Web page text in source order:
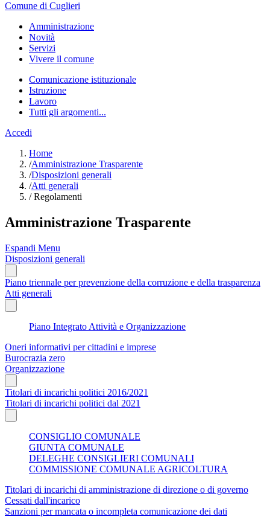
Comune di Cuglieri
Amministrazione
Novità
Servizi
Vivere il comune
Comunicazione istituzionale
Istruzione
Lavoro
Tutti gli argomenti...
Accedi
Home
/Amministrazione Trasparente
/Disposizioni generali
/Atti generali
/Regolamenti
Amministrazione Trasparente
Espandi Menu
Disposizioni generali
Piano triennale per prevenzione della corruzione e della trasparenza
Atti generali
Piano Integrato Attività e Organizzazione
Oneri informativi per cittadini e imprese
Burocrazia zero
Organizzazione
Titolari di incarichi politici 2016/2021
Titolari di incarichi politici dal 2021
CONSIGLIO COMUNALE
GIUNTA COMUNALE
DELEGHE CONSIGLIERI COMUNALI
COMMISSIONE COMUNALE AGRICOLTURA
Titolari di incarichi di amministrazione di direzione o di governo
Cessati dall'incarico
Sanzioni per mancata o incompleta comunicazione dei dati